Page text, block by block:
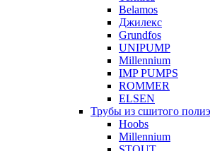
Belamos
Джилекс
Grundfos
UNIPUMP
Millennium
IMP PUMPS
ROMMER
ELSEN
Трубы из сшитого
Hoobs
Millennium